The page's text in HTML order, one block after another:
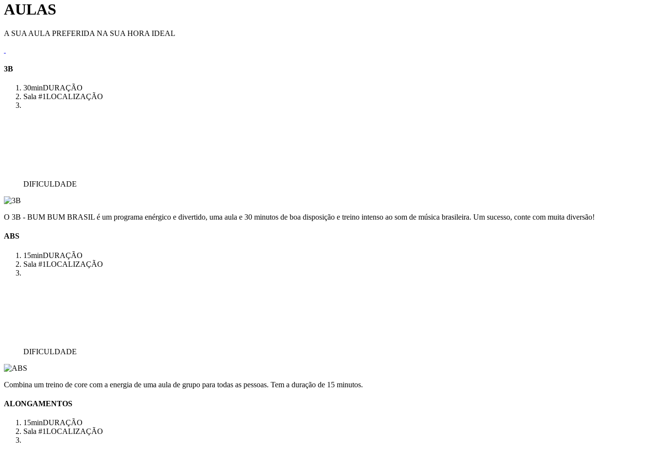
AULAS
A SUA AULA PREFERIDA NA SUA HORA IDEAL
3B
30minDURAÇÃO
Sala #1LOCALIZAÇÃO
DIFICULDADE
O 3B - BUM BUM BRASIL é um programa enérgico e divertido, uma aula e 30 minutos de boa disposição e treino intenso ao som de música brasileira. Um sucesso, conte com muita diversão!
ABS
15minDURAÇÃO
Sala #1LOCALIZAÇÃO
DIFICULDADE
Combina um treino de core com a energia de uma aula de grupo para todas as pessoas. Tem a duração de 15 minutos.
ALONGAMENTOS
15minDURAÇÃO
Sala #1LOCALIZAÇÃO